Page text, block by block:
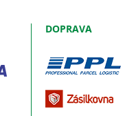
DOPRAVA